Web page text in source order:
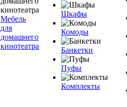
Мебель
для
домашнего
кинотеатра
Шкафы
Комоды
Банкетки
Пуфы
Комплекты